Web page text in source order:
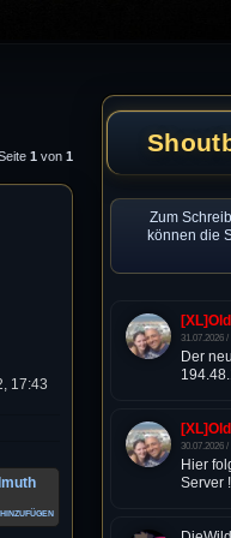
1 von 1
17:43
hinzufügen
Zum
können die
31.07.2026 /
Der
30.07.2026 /
Hier
Server